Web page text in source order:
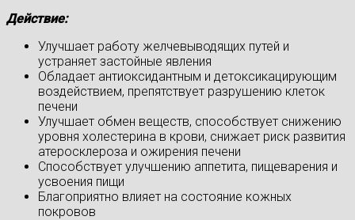
Действие:
Улучшает работу желчевыводящих путей и
устраняет застойные явления
Обладает антиоксидантным и детоксикацирующим
воздействием, препятствует разрушению клеток
печени
Улучшает обмен веществ, способствует снижению
уровня холестерина в крови, снижает риск развития
атеросклероза и ожирения печени
Способствует улучшению аппетита, пищеварения и
усвоения пищи
Благоприятно влияет на состояние кожных
покровов